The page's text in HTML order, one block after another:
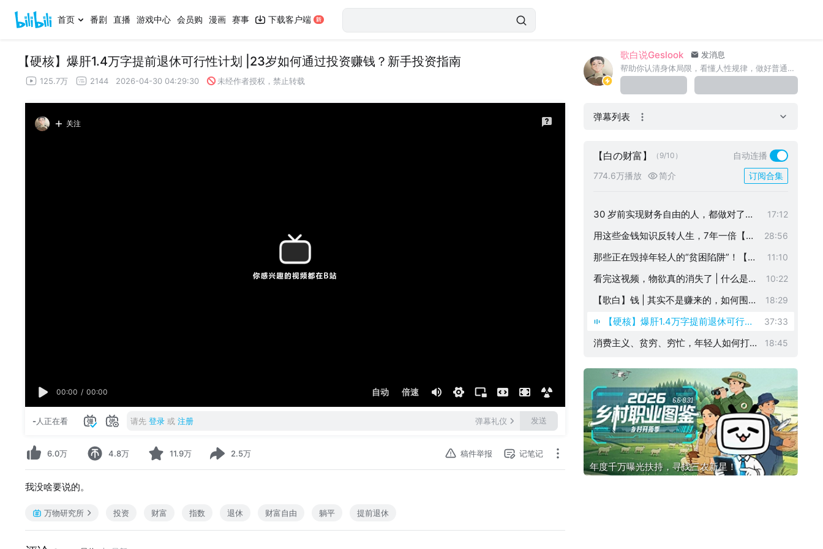
首页 番剧 直播 游戏中心 会员购 漫画 赛事 下载客户端
【硬核】爆肝1.4万字提前退休可行性计划 |23岁如何通过投资赚钱？新手投资指南
125.7万 2144 2026-04-30 04:29:30 未经作者授权，禁止转载
关注
00:00 / 00:00 自动 倍速
-人正在看 请先 登录 或 注册 弹幕礼仪 发送
6.0万 4.8万 11.9万 2.5万 稿件举报 记笔记
我没啥要说的。
万物研究所 投资 财富 指数 退休 财富自由 躺平 提前退休
歌白说Geslook
发消息
帮助你认清身体局限，看懂人性规律，做好普通人的生存决策 商务合作请联系VX：yuhaohaosb2（备注品牌）永远感恩阿B
弹幕列表
【白の财富】 （9/10）
自动连播
774.6万播放
简介 订阅合集
如何杀出底层？逃离贫穷与稀缺陷阱【
复利系列】
25:40
如果将要经济危机，普通人现在应做什
26:55
如何改变命运？【打开心智】
30 岁前实现财务自由的人，都做对了哪
些事？【财富自由】
17:12
用这些金钱知识反转人生，7年一倍【歌
白深度干货】
28:56
那些正在毁掉年轻人的“贫困陷阱”！【歌
白】
11:10
看完这视频，物欲真的消失了 | 什么是斯
多葛主义？
10:22
【歌白】钱 | 其实不是赚来的，如何围绕
社会规则赚钱？
18:29
【硬核】爆肝1.4万字提前退休可行性
计划 |23岁如何通过投资赚钱？新手
37:33
消费主义、贫穷、穷忙，年轻人如何打破
18:45
年度千万曝光扶持，寻找三农新星！